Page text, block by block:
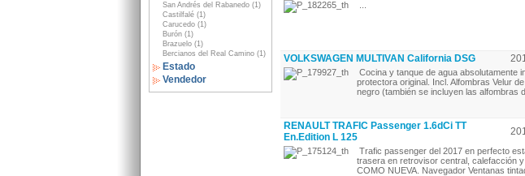
San Andrés del Rabanedo (1)
Castilfalé (1)
Carucedo (1)
Burón (1)
Brazuelo (1)
Bercianos del Real Camino (1)
Estado
Vendedor
VOLKSWAGEN MULTIVAN California DSG
Cocina y tanque de agua absolutamente
protectora original. Incl. Alfombras Velur
negro (también se incluyen las alfombras
RENAULT TRAFIC Passenger 1.6dCi TT
En.Edition L 125
Trafic passenger del 2017 en perfecto
trasera en retrovisor central, calefacción
COMO NUEVA. Navegador Ventanas